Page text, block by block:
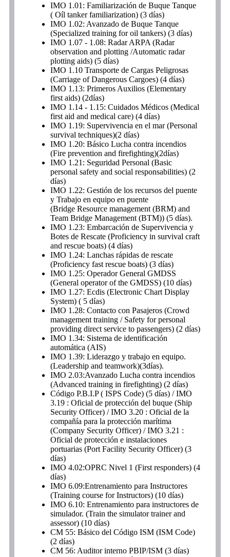
IMO 1.01: Familiarización de Buque Tanque
( Oíl tanker familiarization) (3 días)
IMO 1.02: Avanzado de Buque Tanque
(Specialized training for oil tankers) (3 días)
IMO 1.07 - 1.08: Radar ARPA (Radar
observation and plotting /Automatic radar
plotting aids) (5 días)
IMO 1.10 Transporte de Cargas Peligrosas
(Carriage of Dangerous Cargoes) (4 días)
IMO 1.13: Primeros Auxilios (Elementary
first aids) (2días)
IMO 1.14 - 1.15: Cuidados Médicos (Medical
first aid and medical care) (4 días)
IMO 1.19: Supervivencia en el mar (Personal
survival techniques)(2 días)
IMO 1.20: Básico Lucha contra incendios
(Fire prevention and firefighting)(2días)
IMO 1.21: Seguridad Personal (Basic
personal safety and social responsabilities) (2
días)
IMO 1.22: Gestión de los recursos del puente
y Trabajo en equipo en puente
(Bridge Resource management (BRM) and
Team Bridge Management (BTM)) (5 días).
IMO 1.23: Embarcación de Supervivencia y
Botes de Rescate (Proficiency in survival craft
and rescue boats) (4 días)
IMO 1.24: Lanchas rápidas de rescate
(Proficiency fast rescue boats) (3 días)
IMO 1.25: Operador General GMDSS
(General operator of the GMDSS) (10 días)
IMO 1.27: Ecdis (Electronic Chart Display
System) ( 5 días)
IMO 1.28: Contacto con Pasajeros (Crowd
management training / Safety for personal
providing direct service to passengers) (2 días)
IMO 1.34: Sistema de identificación
automática (AIS)
IMO 1.39: Liderazgo y trabajo en equipo.
(Leadership and teamwork)(3días).
IMO 2.03:Avanzado Lucha contra incendios
(Advanced training in firefighting) (2 días)
Código P.B.I.P ( ISPS Code) (5 días) / IMO
3.19 : Oficial de protección del buque (Ship
Security Officer) / IMO 3.20 : Oficial de la
compañía para la protección marítima
(Company Security Officer) / IMO 3.21 :
Oficial de protección e instalaciones
portuarias (Port Facility Security Officer) (3
días)
IMO 4.02:OPRC Nivel 1 (First responders) (4
días)
IMO 6.09:Entrenamiento para Instructores
(Training course for Instructors) (10 días)
IMO 6.10: Entrenamiento para instructores de
simulador. (Train the simulator trainer and
assessor) (10 días)
CM 55: Básico del Código ISM (ISM Code)
(2 días)
CM 56: Auditor interno PBIP/ISM (3 días)